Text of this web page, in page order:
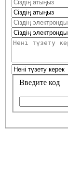
Введите код